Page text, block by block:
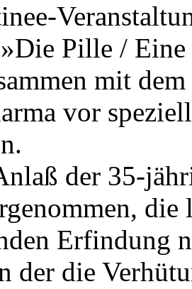
Pille /
mit
vor
der 35-
die
Erfindung
der die